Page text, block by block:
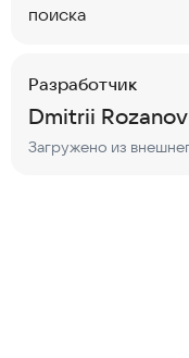
поиска
Разработчик
Dmitrii Rozanov
Загружено из